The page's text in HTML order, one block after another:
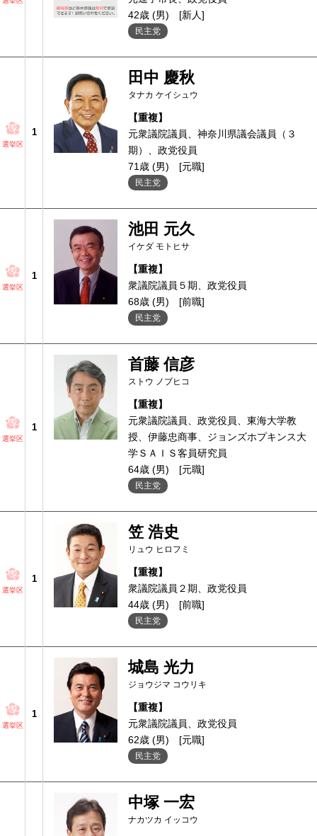
42歳 (男)
[新人]
民主党
選挙区
1
田中 慶秋
タナカ ケイシュウ
【重複】
元衆議院議員、神奈川県議会議員（３
期）、政党役員
71歳 (男)
[元職]
民主党
選挙区
1
池田 元久
イケダ モトヒサ
【重複】
衆議院議員５期、政党役員
68歳 (男)
[前職]
民主党
選挙区
1
首藤 信彦
ストウ ノブヒコ
【重複】
元衆議院議員、政党役員、東海大学教
授、伊藤忠商事、ジョンズホプキンス大
学ＳＡＩＳ客員研究員
64歳 (男)
[元職]
民主党
選挙区
1
笠 浩史
リュウ ヒロフミ
【重複】
衆議院議員２期、政党役員
44歳 (男)
[前職]
民主党
選挙区
1
城島 光力
ジョウジマ コウリキ
【重複】
元衆議院議員、政党役員
62歳 (男)
[元職]
民主党
中塚 一宏
ナカツカ イッコウ